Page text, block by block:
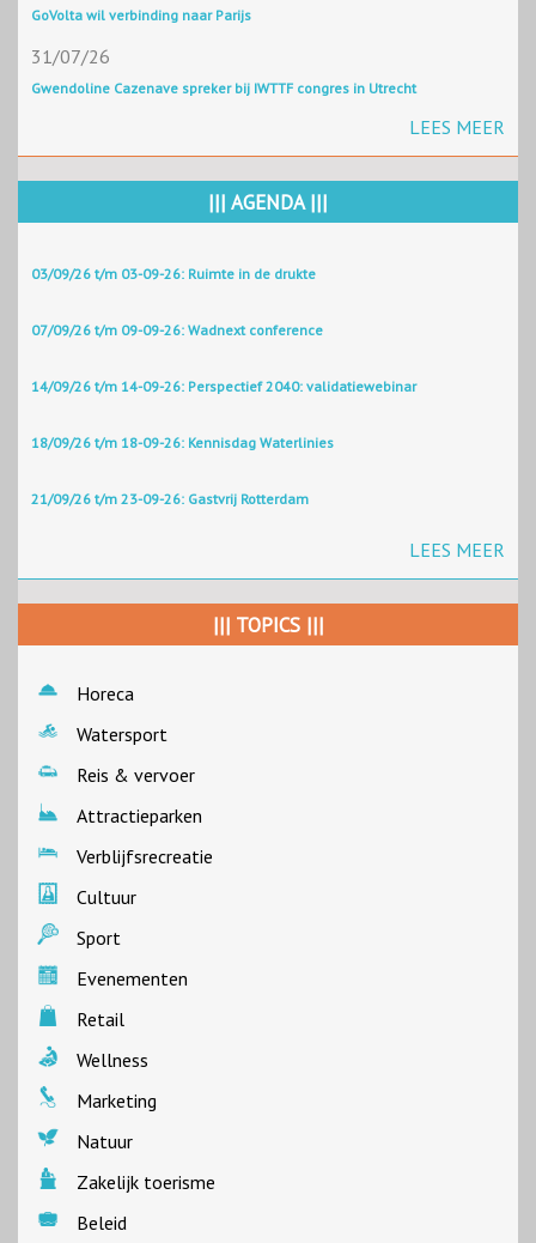
GoVolta wil verbinding naar Parijs
31/07/26
Gwendoline Cazenave spreker bij IWTTF congres in Utrecht
LEES MEER
||| AGENDA |||
03/09/26 t/m 03-09-26: Ruimte in de drukte
07/09/26 t/m 09-09-26: Wadnext conference
14/09/26 t/m 14-09-26: Perspectief 2040: validatiewebinar
18/09/26 t/m 18-09-26: Kennisdag Waterlinies
21/09/26 t/m 23-09-26: Gastvrij Rotterdam
LEES MEER
||| TOPICS |||
Horeca
Watersport
Reis & vervoer
Attractieparken
Verblijfsrecreatie
Cultuur
Sport
Evenementen
Retail
Wellness
Marketing
Natuur
Zakelijk toerisme
Beleid